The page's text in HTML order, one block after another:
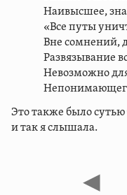
Наивысшее,
«Все путы
Вне сомнений,
Развязывание
Невозможно
Это также было сутью
и так я слышала.
◀